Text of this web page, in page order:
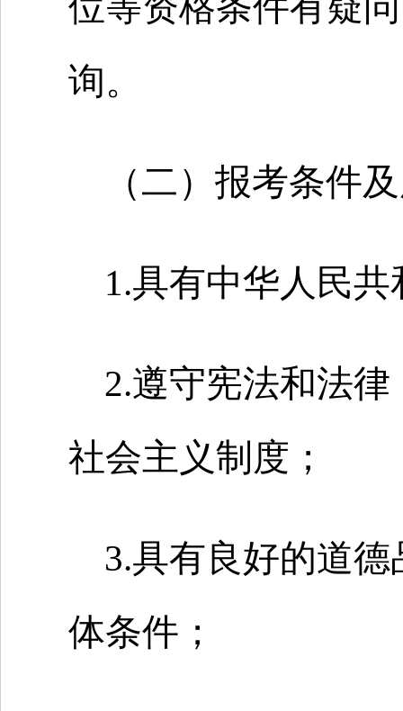
询。
（二）报考条件
1.具有中华人民
2.遵守宪法和法
社会主义制度；
3.具有良好的道
体条件；